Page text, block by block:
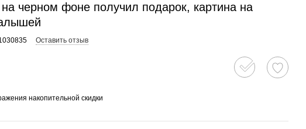
черном фоне получил подарок, картина на
Оставить отзыв
накопительной скидки